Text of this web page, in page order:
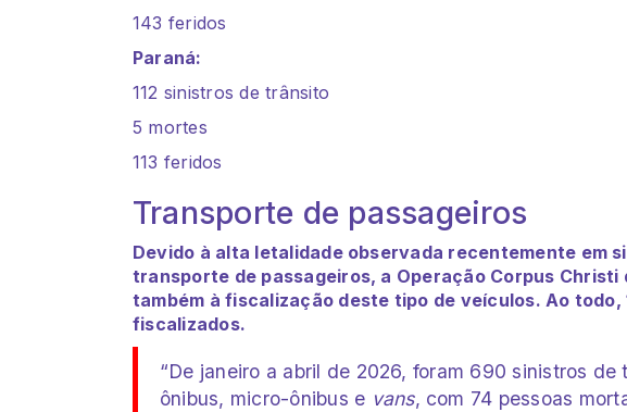
143 feridos
Paraná:
112 sinistros de trânsito
5 mortes
113 feridos
Transporte de passageiros
Devido à alta letalidade observada recentemente em
transporte de passageiros, a Operação Corpus Christi
também à fiscalização deste tipo de veículos. Ao todo,
fiscalizados.
“De janeiro a abril de 2026, foram 690 sinistros de
ônibus, micro-ônibus e vans, com 74 pessoas